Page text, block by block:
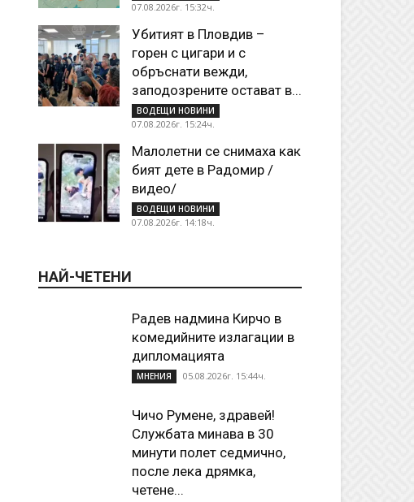
07.08.2026г. 15:32ч.
Убитият в Пловдив –
горен с цигари и с
обръснати вежди,
заподозрените остават в...
ВОДЕЩИ НОВИНИ
07.08.2026г. 15:24ч.
Малолетни се снимаха как
бият дете в Радомир /
видео/
ВОДЕЩИ НОВИНИ
07.08.2026г. 14:18ч.
НАЙ-ЧЕТЕНИ
Радев надмина Кирчо в
комедийните излагации в
дипломацията
МНЕНИЯ 05.08.2026г. 15:44ч.
Чичо Румене, здравей!
Службата минава в 30
минути полет седмично,
после лека дрямка,
четене...